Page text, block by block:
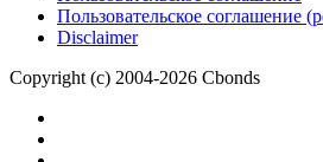
Размещение рекламы
Обратная связь
Пользовательское соглашение